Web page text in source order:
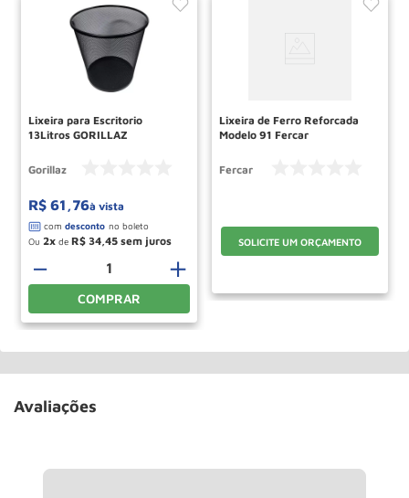
Lixeira para Escritorio
13Litros GORILLAZ
Gorillaz
R$ 61 76à vista
Ou 2 de R$ 34 45
＋
－
COMPRAR
Lixeira de Ferro Reforcada
Modelo 91 Fercar
Fercar
SOLICITE UM ORÇAMENTO
Avaliações